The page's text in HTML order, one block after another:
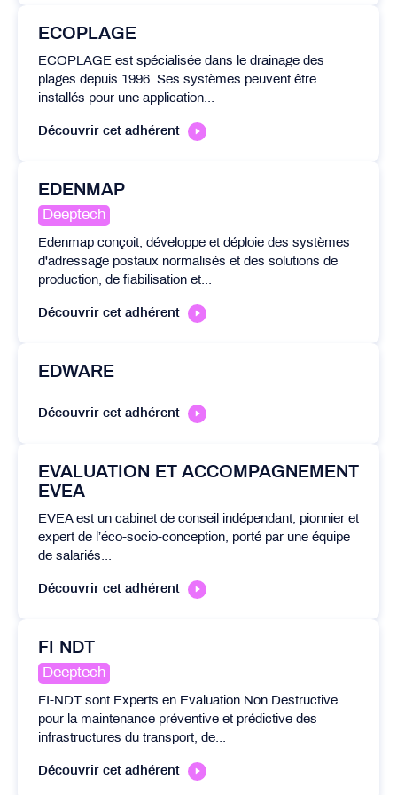
ECOPLAGE
ECOPLAGE est spécialisée dans le drainage des
plages depuis 1996. Ses systèmes peuvent être
installés pour une application...
Découvrir cet adhérent
EDENMAP
Deeptech
Edenmap conçoit, développe et déploie des systèmes
d'adressage postaux normalisés et des solutions de
production, de fiabilisation et...
Découvrir cet adhérent
EDWARE
Découvrir cet adhérent
EVALUATION ET ACCOMPAGNEMENT
EVEA
EVEA est un cabinet de conseil indépendant, pionnier et
expert de l’éco-socio-conception, porté par une équipe
de salariés...
Découvrir cet adhérent
FI NDT
Deeptech
FI-NDT sont Experts en Evaluation Non Destructive
pour la maintenance préventive et prédictive des
infrastructures du transport, de...
Découvrir cet adhérent